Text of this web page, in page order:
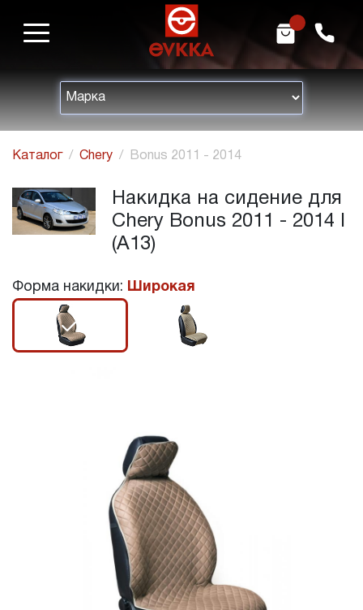
h m
Каталог Chery Bonus 2011 - 2014
Накидка на сидение для
Chery Bonus 2011 - 2014 I
(A13)
Форма накидки: Широкая
r